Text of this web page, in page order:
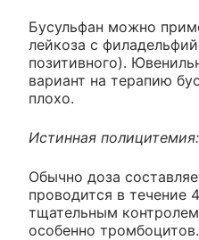
Бусульфан можно
лейкоза с
позитивного).
вариант на терапию
плохо.
Истинная полицитемия:
Обычно доза
проводится в течение
тщательным
особенно тромбоцитов.